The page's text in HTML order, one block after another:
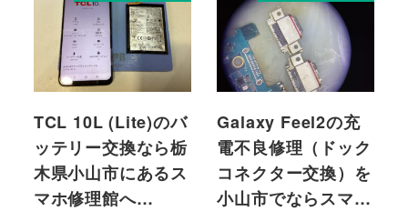
TCL 10L (Lite)のバ
ッテリー交換なら栃
木県小山市にあるス
マホ修理館へ…
Galaxy Feel2の充
電不良修理（ドック
コネクター交換）を
小山市でならスマ…